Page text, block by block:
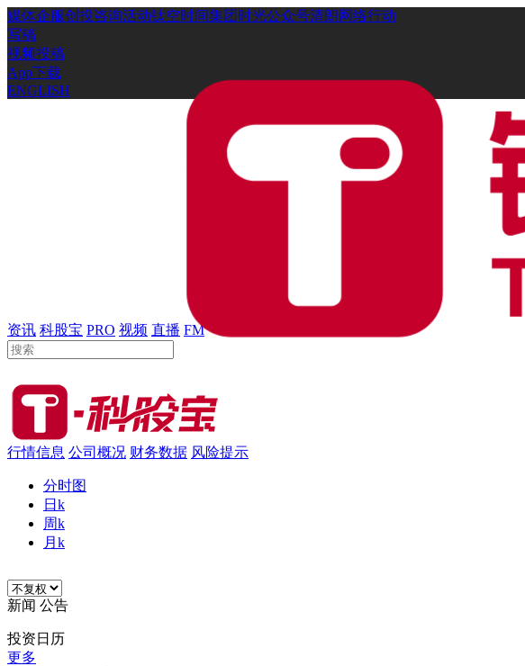
媒体企服创投咨询活动钛空时间集团时光公众号清朗网络行动
写稿
视频投稿
App下载
ENGLISH
资讯 科股宝 PRO 视频 直播 FM
行情信息 公司概况 财务数据 风险提示
分时图
日k
周k
月k
新闻 公告
投资日历
更多